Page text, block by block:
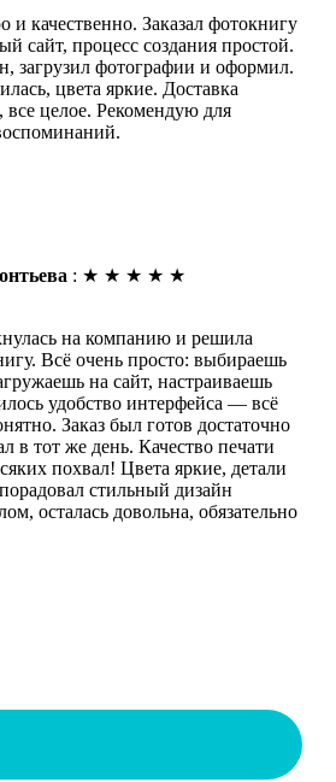
и качественно. Заказал фотокнигу
сайт, процесс создания простой.
загрузил фотографии и оформил.
цвета яркие. Доставка
целое. Рекомендую для
: ★ ★ ★ ★ ★
на компанию и решила
Всё очень просто: выбираешь
на сайт, настраиваешь
удобство интерфейса — всё
Заказ был готов достаточно
в тот же день. Качество печати
похвал! Цвета яркие, детали
стильный дизайн
осталась довольна, обязательно